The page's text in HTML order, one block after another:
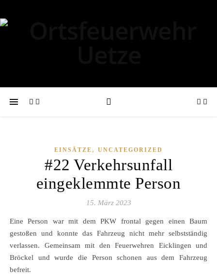
EINSÄTZE , UNCATEGORIZED
#22 Verkehrsunfall
eingeklemmte Person
15. März 2023
Eine Person war mit dem PKW frontal gegen einen Baum
gestoßen und konnte das Fahrzeug nicht mehr selbstständig
verlassen. Gemeinsam mit den Feuerwehren Eicklingen und
Bröckel und wurde die Person schonen aus dem Fahrzeug
befreit.